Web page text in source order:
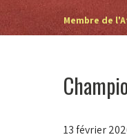
Membre de
13 février